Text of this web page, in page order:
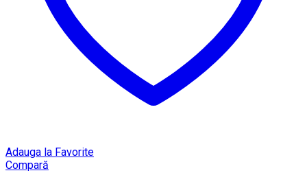
Adauga la Favorite
Compară